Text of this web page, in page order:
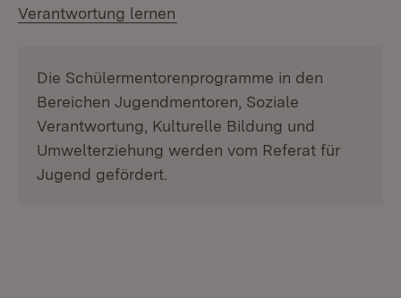
Verantwortung lernen
Die Schülermentorenprogramme in den
Bereichen Jugendmentoren, Soziale
Verantwortung, Kulturelle Bildung und
Umwelterziehung werden vom Referat für
Jugend gefördert.